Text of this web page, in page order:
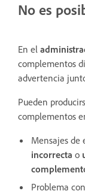
No es
En el
complementos
advertencia
Pueden
complementos
Mensajes de
incorrecta o
Problema